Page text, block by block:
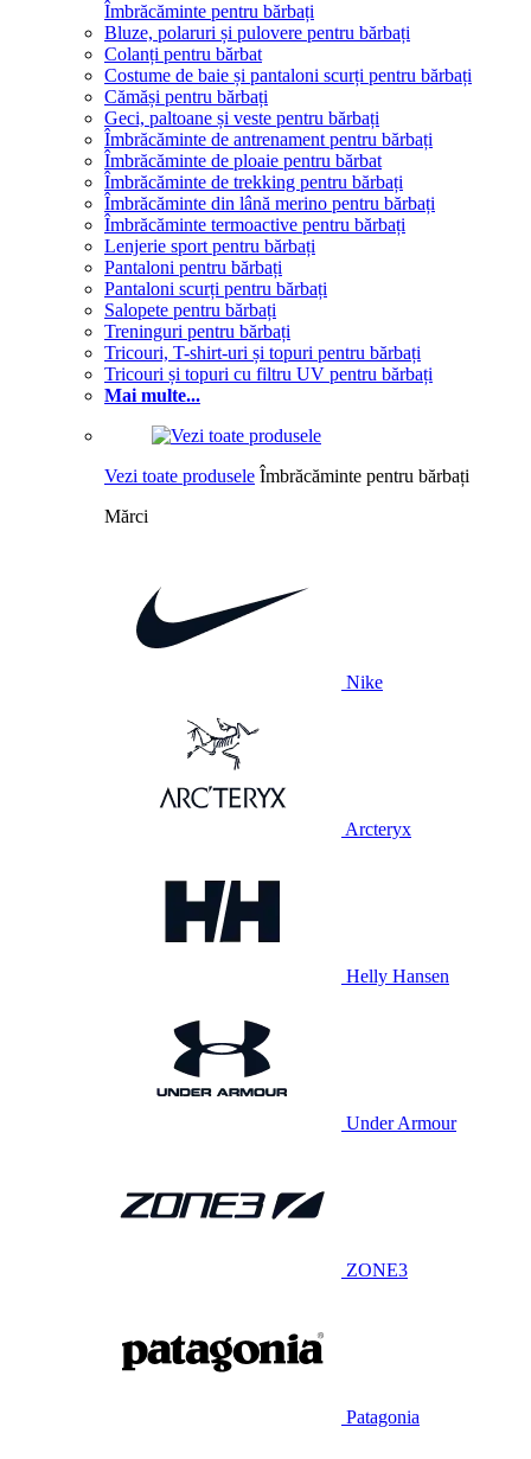
Îmbrăcăminte pentru bărbați
Bluze, polaruri și pulovere pentru bărbați
Colanți pentru bărbat
Costume de baie și pantaloni scurți pentru bărbați
Cămăși pentru bărbați
Geci, paltoane și veste pentru bărbați
Îmbrăcăminte de antrenament pentru bărbați
Îmbrăcăminte de ploaie pentru bărbat
Îmbrăcăminte de trekking pentru bărbați
Îmbrăcăminte din lână merino pentru bărbați
Îmbrăcăminte termoactive pentru bărbați
Lenjerie sport pentru bărbați
Pantaloni pentru bărbați
Pantaloni scurți pentru bărbați
Salopete pentru bărbați
Treninguri pentru bărbați
Tricouri, T-shirt-uri și topuri pentru bărbați
Tricouri și topuri cu filtru UV pentru bărbați
Mai multe...
Vezi toate produsele Îmbrăcăminte pentru bărbați
Mărci
Nike
Arcteryx
Helly Hansen
Under Armour
ZONE3
Patagonia